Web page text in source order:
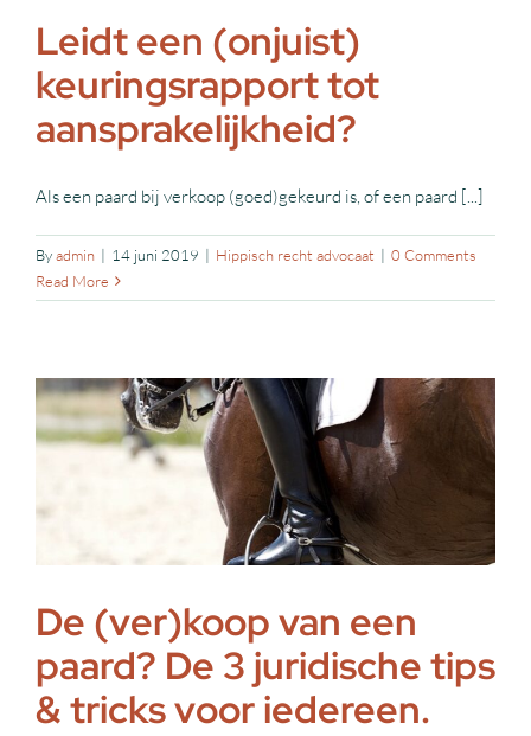
Leidt een (onjuist)
keuringsrapport tot
aansprakelijkheid?
Als een paard bij verkoop (goed)gekeurd is, of een paard [...]
Byadmin | 14 juni 2019 | Hippisch recht advocaat | 0 Comments
Read More
De (ver)koop van een
paard? De 3 juridische tips
& tricks voor iedereen.